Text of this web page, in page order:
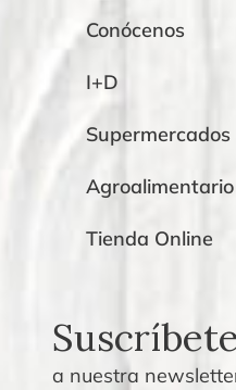
Conócenos
I+D
Supermercados
Agroalimentario
Tienda Online
Suscríbete
a nuestra